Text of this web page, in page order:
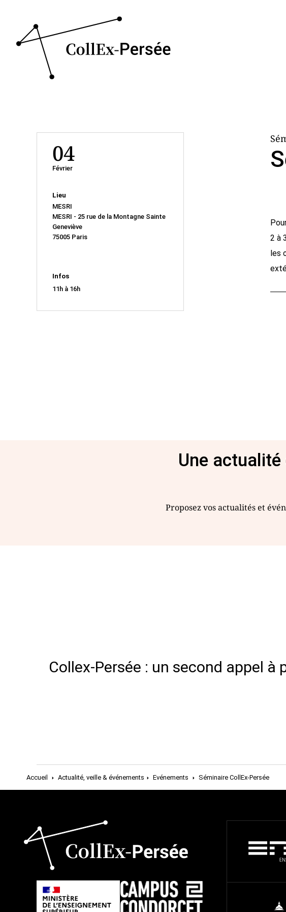
2 à
les
04
Février
Lieu
MESRI
MESRI - 25 rue de la Montagne Sainte
Geneviève
75005 Paris
Infos
11h à 16h
Une
Proposez vos actualités et
Collex-Persée : un second appel
Accueil Actualité, veille & événements Evénements Séminaire CollEx-Persée